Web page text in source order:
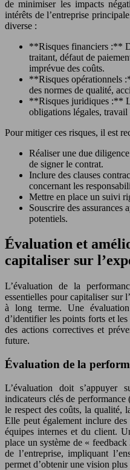
de minimiser les impacts
intérêts de l’entreprise
diverse :
**Risques financiers :**
traitant, défaut de
imprévue des coûts.
**Risques opérationnels
des normes de qualité,
**Risques juridiques :**
obligations légales, travail
Pour mitiger ces risques, il est
Réaliser une due
de signer le contrat.
Inclure des clauses
concernant les
Mettre en place un suivi
Souscrire des assurances
potentiels.
Évaluation et
capitaliser sur
L’évaluation de la
essentielles pour capitaliser sur
à long terme. Une
d’identifier les points forts et
des actions correctives et
future.
Évaluation de la
L’évaluation doit s’appuyer
indicateurs clés de
le respect des coûts, la qualité,
Elle peut également inclure des
équipes internes et du client.
place un système de «
de l’entreprise, impliquant
permet d’obtenir une vision